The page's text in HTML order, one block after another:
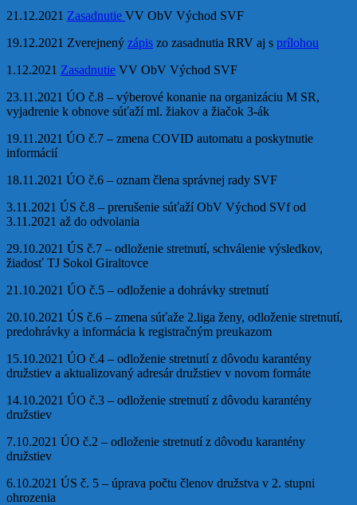
21.12.2021 Zasadnutie VV ObV Východ SVF
19.12.2021 Zverejnený zápis zo zasadnutia RRV aj s prílohou
1.12.2021 Zasadnutie VV ObV Východ SVF
23.11.2021 ÚO č.8 – výberové konanie na organizáciu M SR,
vyjadrenie k obnove súťaží ml. žiakov a žiačok 3-ák
19.11.2021 ÚO č.7 – zmena COVID automatu a poskytnutie
informácií
18.11.2021 ÚO č.6 – oznam člena správnej rady SVF
3.11.2021 ÚS č.8 – prerušenie súťaží ObV Východ SVf od
3.11.2021 až do odvolania
29.10.2021 ÚS č.7 – odloženie stretnutí, schválenie výsledkov,
žiadosť TJ Sokol Giraltovce
21.10.2021 ÚO č.5 – odloženie a dohrávky stretnutí
20.10.2021 ÚS č.6 – zmena súťaže 2.liga ženy, odloženie stretnutí,
predohrávky a informácia k registračným preukazom
15.10.2021 ÚO č.4 – odloženie stretnutí z dôvodu karantény
družstiev a aktualizovaný adresár družstiev v novom formáte
14.10.2021 ÚO č.3 – odloženie stretnutí z dôvodu karantény
družstiev
7.10.2021 ÚO č.2 – odloženie stretnutí z dôvodu karantény
družstiev
6.10.2021 ÚS č. 5 – úprava počtu členov družstva v 2. stupni
ohrozenia